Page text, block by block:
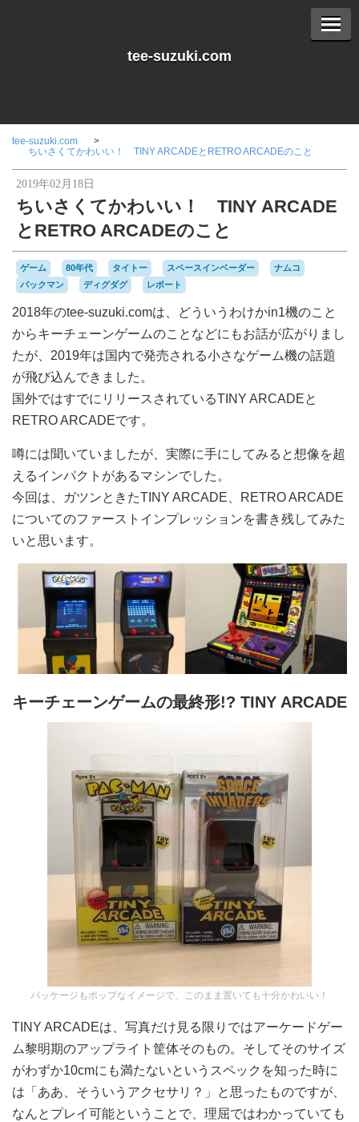
tee-suzuki.com
tee-suzuki.com
ちいさくてかわいい！ TINY ARCADEとRETRO ARCADEのこと
2019年02月18日
ちいさくてかわいい！ TINY ARCADE
とRETRO ARCADEのこと
ゲーム 80年代 タイトー スペースインベーダー
ナムコ
パックマン
ディグダグ レポート
2018年のtee-suzuki.comは、どういうわけかin1機のこと
からキーチェーンゲームのことなどにもお話が広がりまし
たが、2019年は国内で発売される小さなゲーム機の話題
が飛び込んできました。
国外ではすでにリリースされているTINY ARCADEと
RETRO ARCADEです。
噂には聞いていましたが、実際に手にしてみると想像を超
えるインパクトがあるマシンでした。
今回は、ガツンときたTINY ARCADE、RETRO ARCADE
についてのファーストインプレッションを書き残してみた
いと思います。
キーチェーンゲームの最終形!? TINY ARCADE
パッケージもポップなイメージで、このまま置いても十分かわいい！
TINY ARCADEは、写真だけ見る限りではアーケードゲー
ム黎明期のアップライト筐体そのもの。そしてそのサイズ
がわずか10cmにも満たないというスペックを知った時に
は「ああ、そういうアクセサリ？」と思ったものですが、
なんとプレイ可能ということで、理屈ではわかっていても